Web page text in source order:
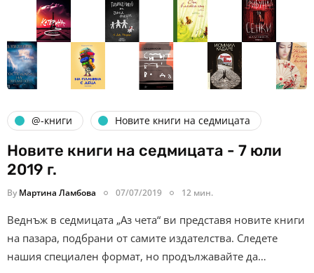
@-книги Новите книги на седмицата
Новите книги на седмицата - 7 юли
2019 г.
By Мартина Ламбова 07/07/2019 12 мин.
Веднъж в седмицата „Аз чета“ ви представя новите книги
на пазара, подбрани от самите издателства. Следете
нашия специален формат, но продължавайте да…